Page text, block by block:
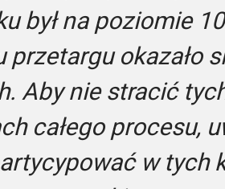
był na poziomie
przetargu okazało
Aby nie stracić
całego procesu,
w tych